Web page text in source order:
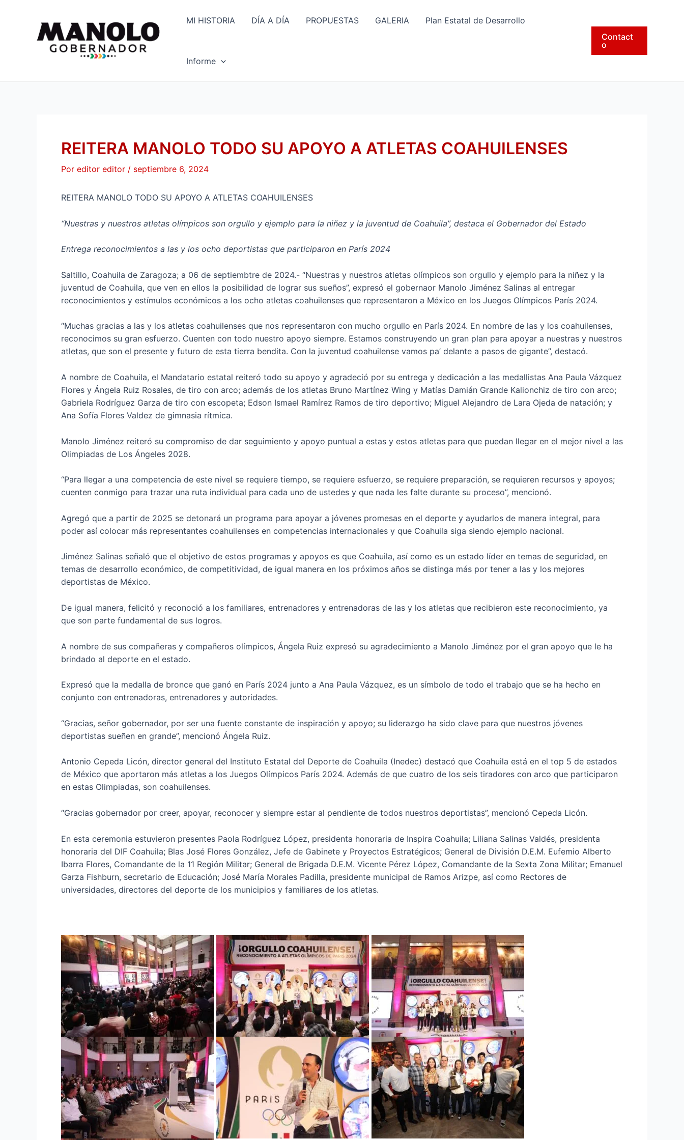
MI HISTORIA DÍA A DÍA PROPUESTAS GALERIA Plan Estatal de Desarrollo
Informe
Contact
o
REITERA MANOLO TODO SU APOYO A ATLETAS COAHUILENSES
Por editor editor / septiembre 6, 2024
REITERA MANOLO TODO SU APOYO A ATLETAS COAHUILENSES
“Nuestras y nuestros atletas olímpicos son orgullo y ejemplo para la niñez y la juventud de Coahuila”, destaca el Gobernador del Estado
Entrega reconocimientos a las y los ocho deportistas que participaron en París 2024
Saltillo, Coahuila de Zaragoza; a 06 de septiembtre de 2024.- “Nuestras y nuestros atletas olímpicos son orgullo y ejemplo para la niñez y la
juventud de Coahuila, que ven en ellos la posibilidad de lograr sus sueños”, expresó el gobernaor Manolo Jiménez Salinas al entregar
reconocimientos y estímulos económicos a los ocho atletas coahuilenses que representaron a México en los Juegos Olímpicos París 2024.
“Muchas gracias a las y los atletas coahuilenses que nos representaron con mucho orgullo en París 2024. En nombre de las y los coahuilenses,
reconocimos su gran esfuerzo. Cuenten con todo nuestro apoyo siempre. Estamos construyendo un gran plan para apoyar a nuestras y nuestros
atletas, que son el presente y futuro de esta tierra bendita. Con la juventud coahuilense vamos pa’ delante a pasos de gigante”, destacó.
A nombre de Coahuila, el Mandatario estatal reiteró todo su apoyo y agradeció por su entrega y dedicación a las medallistas Ana Paula Vázquez
Flores y Ángela Ruiz Rosales, de tiro con arco; además de los atletas Bruno Martínez Wing y Matías Damián Grande Kalionchiz de tiro con arco;
Gabriela Rodríguez Garza de tiro con escopeta; Edson Ismael Ramírez Ramos de tiro deportivo; Miguel Alejandro de Lara Ojeda de natación; y
Ana Sofía Flores Valdez de gimnasia rítmica.
Manolo Jiménez reiteró su compromiso de dar seguimiento y apoyo puntual a estas y estos atletas para que puedan llegar en el mejor nivel a las
Olimpiadas de Los Ángeles 2028.
“Para llegar a una competencia de este nivel se requiere tiempo, se requiere esfuerzo, se requiere preparación, se requieren recursos y apoyos;
cuenten conmigo para trazar una ruta individual para cada uno de ustedes y que nada les falte durante su proceso”, mencionó.
Agregó que a partir de 2025 se detonará un programa para apoyar a jóvenes promesas en el deporte y ayudarlos de manera integral, para
poder así colocar más representantes coahuilenses en competencias internacionales y que Coahuila siga siendo ejemplo nacional.
Jiménez Salinas señaló que el objetivo de estos programas y apoyos es que Coahuila, así como es un estado líder en temas de seguridad, en
temas de desarrollo económico, de competitividad, de igual manera en los próximos años se distinga más por tener a las y los mejores
deportistas de México.
De igual manera, felicitó y reconoció a los familiares, entrenadores y entrenadoras de las y los atletas que recibieron este reconocimiento, ya
que son parte fundamental de sus logros.
A nombre de sus compañeras y compañeros olímpicos, Ángela Ruiz expresó su agradecimiento a Manolo Jiménez por el gran apoyo que le ha
brindado al deporte en el estado.
Expresó que la medalla de bronce que ganó en París 2024 junto a Ana Paula Vázquez, es un símbolo de todo el trabajo que se ha hecho en
conjunto con entrenadoras, entrenadores y autoridades.
“Gracias, señor gobernador, por ser una fuente constante de inspiración y apoyo; su liderazgo ha sido clave para que nuestros jóvenes
deportistas sueñen en grande”, mencionó Ángela Ruiz.
Antonio Cepeda Licón, director general del Instituto Estatal del Deporte de Coahuila (Inedec) destacó que Coahuila está en el top 5 de estados
de México que aportaron más atletas a los Juegos Olímpicos París 2024. Además de que cuatro de los seis tiradores con arco que participaron
en estas Olimpiadas, son coahuilenses.
“Gracias gobernador por creer, apoyar, reconocer y siempre estar al pendiente de todos nuestros deportistas”, mencionó Cepeda Licón.
En esta ceremonia estuvieron presentes Paola Rodríguez López, presidenta honoraria de Inspira Coahuila; Liliana Salinas Valdés, presidenta
honoraria del DIF Coahuila; Blas José Flores González, Jefe de Gabinete y Proyectos Estratégicos; General de División D.E.M. Eufemio Alberto
Ibarra Flores, Comandante de la 11 Región Militar; General de Brigada D.E.M. Vicente Pérez López, Comandante de la Sexta Zona Militar; Emanuel
Garza Fishburn, secretario de Educación; José María Morales Padilla, presidente municipal de Ramos Arizpe, así como Rectores de
universidades, directores del deporte de los municipios y familiares de los atletas.
entradas